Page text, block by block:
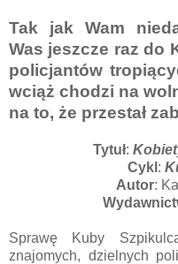
Tak jak Wam
Was jeszcze raz do
policjantów
wciąż chodzi na
na to, że przestał
Tytuł:
Cykl :
Autor:
Sprawę Kuby
znajomych, dzielnych